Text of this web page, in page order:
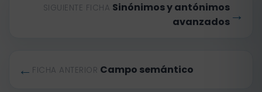
← FICHA ANTERIOR Campo semántico
SIGUIENTE FICHA Sinónimos y antónimos
avanzados →